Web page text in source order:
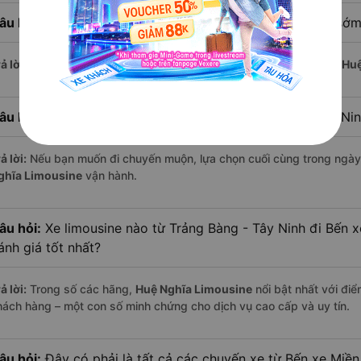
hỏi: Xe limousine nào khởi hành từ Bến xe Miền Tây
lời: Chuyến limousine sớm nhất khởi hành lúc1:40, do nhà xe
hỏi: Xe limousine nào khởi hành từ Trảng Bàng - Tây
lời: Nếu bạn muốn đi chuyến muộn, lựa chọn cuối cùng trong
Limousine vận hành.
hỏi: Xe limousine nào từ Trảng Bàng - Tây Ninh đi Bến
giá tốt nhất?
lời: Trong số các hãng, Huệ Nghĩa Limousine nổi bật nhất với
hàng – một con số minh chứng cho dịch vụ cao cấp và uy tín.